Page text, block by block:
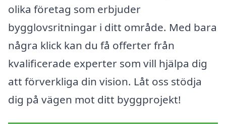
olika företag som erbjuder
bygglovsritningar i ditt område. Med bara
några klick kan du få offerter från
kvalificerade experter som vill hjälpa dig
att förverkliga din vision. Låt oss stödja
dig på vägen mot ditt byggprojekt!